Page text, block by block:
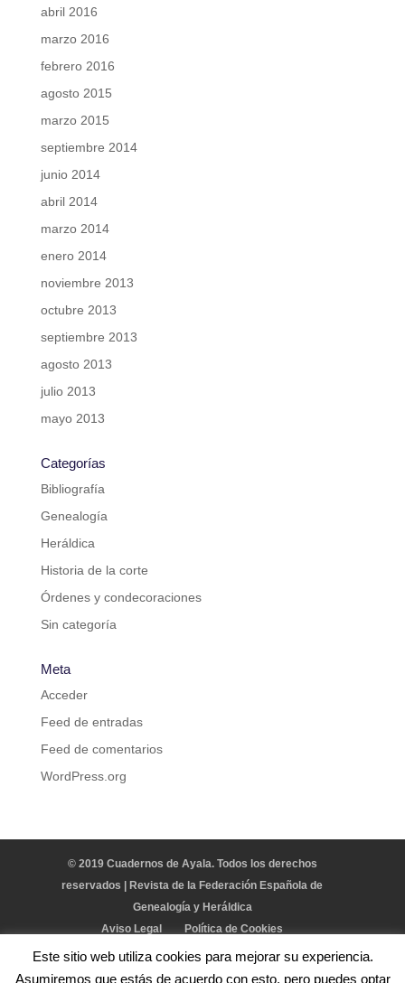
abril 2016
marzo 2016
febrero 2016
agosto 2015
marzo 2015
septiembre 2014
junio 2014
abril 2014
marzo 2014
enero 2014
noviembre 2013
octubre 2013
septiembre 2013
agosto 2013
julio 2013
mayo 2013
Categorías
Bibliografía
Genealogía
Heráldica
Historia de la corte
Órdenes y condecoraciones
Sin categoría
Meta
Acceder
Feed de entradas
Feed de comentarios
WordPress.org
© 2019 Cuadernos de Ayala. Todos los derechos
reservados | Revista de la Federación Española de
Genealogía y Heráldica
Aviso Legal
Política de Cookies
Este sitio web utiliza cookies para mejorar su experiencia.
Asumiremos que estás de acuerdo con esto, pero puedes optar